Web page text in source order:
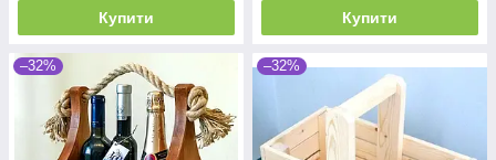
Купити Купити
–32% –32%